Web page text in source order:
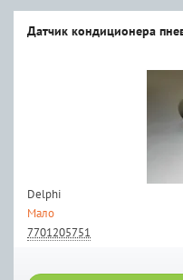
Датчик кондиционера
Delphi
Мало
7701205751